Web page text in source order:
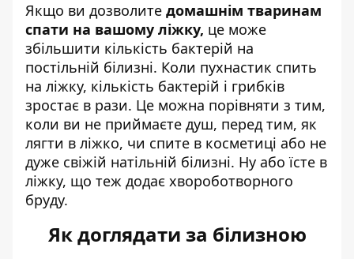
Якщо ви дозволите домашнім тваринам
спати на вашому ліжку, це може
збільшити кількість бактерій на
постільній білизні. Коли пухнастик спить
на ліжку, кількість бактерій і грибків
зростає в рази. Це можна порівняти з тим,
коли ви не приймаєте душ, перед тим, як
лягти в ліжко, чи спите в косметиці або не
дуже свіжій натільній білизні. Ну або їсте в
ліжку, що теж додає хвороботворного
бруду.
Як доглядати за білизною